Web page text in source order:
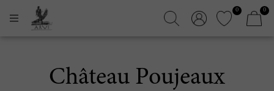
0 0
Château Poujeaux